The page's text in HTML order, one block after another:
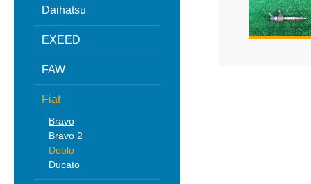
Daihatsu
EXEED
FAW
Fiat
Bravo
Bravo 2
Doblo
Ducato